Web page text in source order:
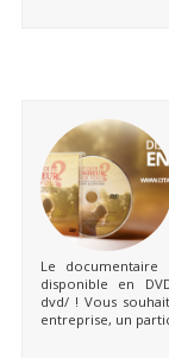
Le
disponible en
dvd/ ! Vous
entreprise, un